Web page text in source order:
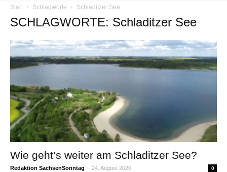
Start Schlagworte Schladitzer See
SCHLAGWORTE: Schladitzer See
Wie geht’s weiter am Schladitzer See?
Redaktion SachsenSonntag - 24. August 2020 0